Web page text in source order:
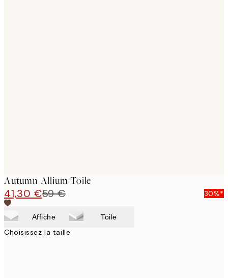
Autumn Allium Toile
41,30 €59 € 30%*
Affiche Toile
Choisissez la taille